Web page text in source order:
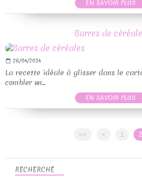
EN SAVOIR PLUS
Barres de
26/04/2024
La recette idéale à glisser dans le
combler un...
EN SAVOIR PLUS
<< < 1 2
RECHERCHE